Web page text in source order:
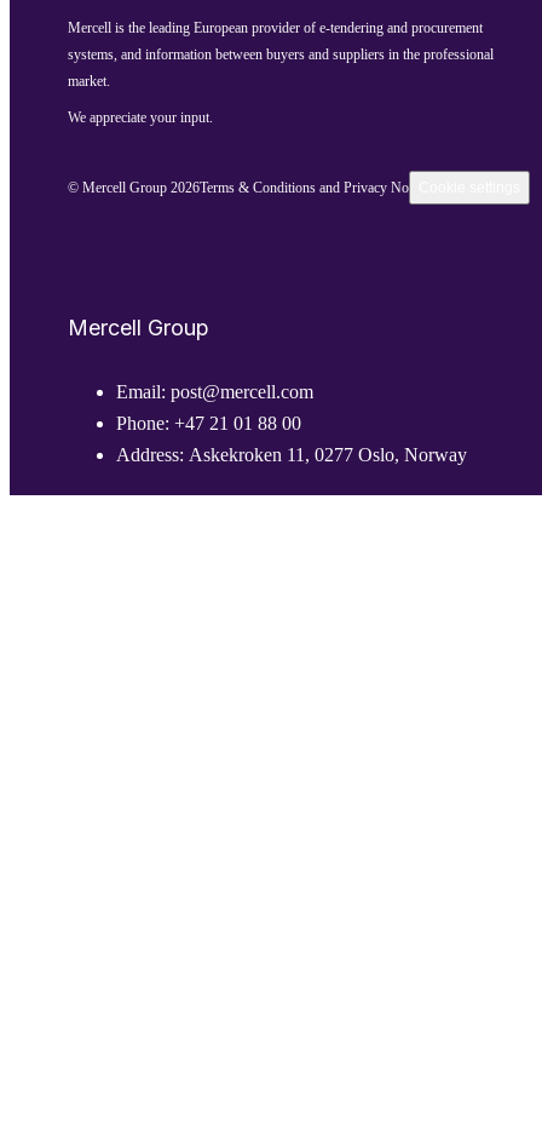
Mercell is the leading European provider of e-tendering and procurement
systems, and information between buyers and suppliers in the professional
market.
We appreciate your input.
© Mercell Group 2026Terms & Conditions and Privacy Notice
Mercell Group
Email: post@mercell.com
Phone: +47 21 01 88 00
Address: Askekroken 11, 0277 Oslo, Norway